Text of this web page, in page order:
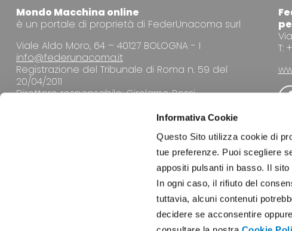
Informativa Cookie
Questo Sito utilizza cookie di
tue preferenze. Puoi scegliere
appositi pulsanti in basso. Il
In ogni caso, il rifiuto del
tuttavia, alcuni contenuti
decidere se acconsentire
Mondo Macchina online
è un portale di proprietà di FederUnacoma surl
Viale Aldo Moro, 64 – 40127 BOLOGNA - I
info@federunacoma.it
Registrazione del Tribunale di Roma n. 59 del
20/04/2011
Direttore responsabile: Girolamo Rossi
T:
LA REDAZIONE